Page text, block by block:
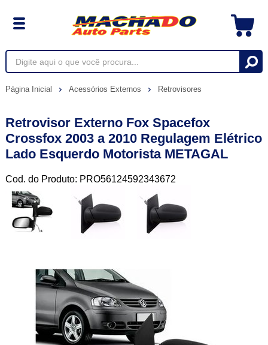
Página Inicial Acessórios Externos Retrovisores
Retrovisor Externo Fox Spacefox
Crossfox 2003 a 2010 Regulagem Elétrico
Lado Esquerdo Motorista METAGAL
Cod. do Produto: PRO56124592343672